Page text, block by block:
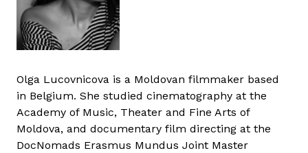
Olga Lucovnicova is a Moldovan filmmaker based
in Belgium. She studied cinematography at the
Academy of Music, Theater and Fine Arts of
Moldova, and documentary film directing at the
DocNomads Erasmus Mundus Joint Master